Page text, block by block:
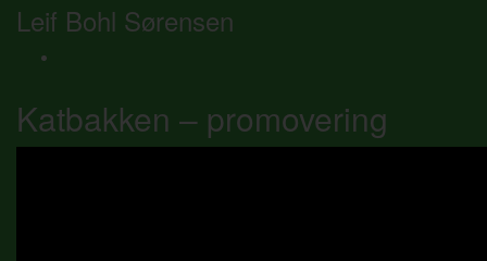
Leif Bohl Sørensen
Katbakken – promovering